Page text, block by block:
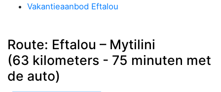
Vakantieaanbod Eftalou
Route: Eftalou – Mytilini
(63 kilometers - 75 minuten met
de auto)